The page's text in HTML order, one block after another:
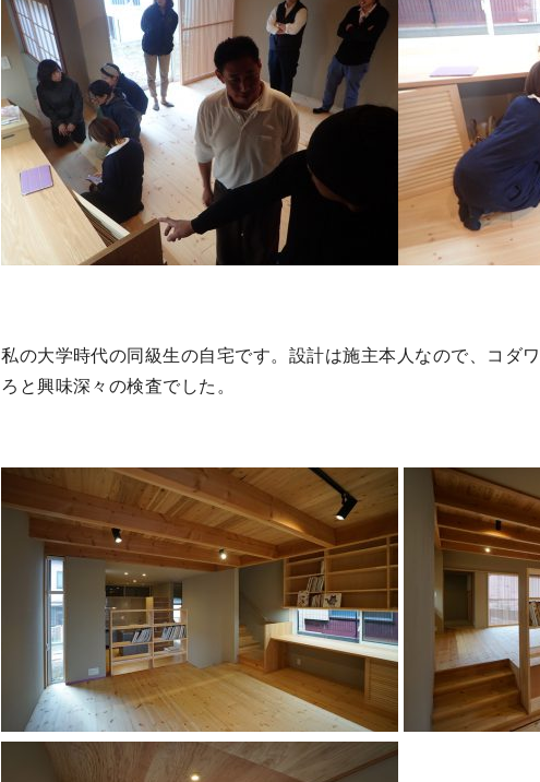
私の大学時代の同級生の自宅です。設計は施主本人なので、コダ
ろと興味深々の検査でした。